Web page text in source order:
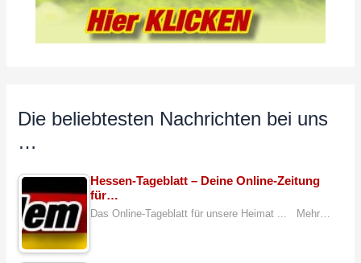
Die beliebtesten Nachrichten bei uns
…
Hessen-Tageblatt – Deine Online-Zeitung
für…
Das Online-Tageblatt für unsere Heimat ... Mehr…